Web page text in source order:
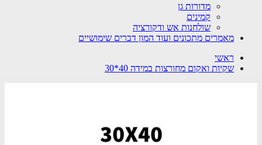
מדורות גן
קמינים
שולחנות אש ודקורציה
מאמרים מתכונים ועוד המון דברים שימושיים
ראשי
שקיות ואקום מחורצות במידה 40*30